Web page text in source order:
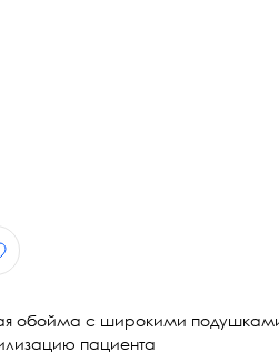
обойма с широкими
пациента